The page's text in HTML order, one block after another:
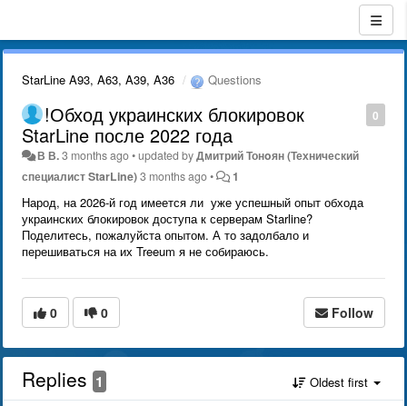
StarLine A93, A63, A39, A36 Questions
0
!Обход украинских блокировок
StarLine после 2022 года
В В.3 months ago•updated byДмитрий Тонoян (Технический
специалист StarLine)3 months ago• 1
Народ, на 2026-й год имеется ли уже успешный опыт обхода
украинских блокировок доступа к серверам Starline?
Поделитесь, пожалуйста опытом. А то задолбало и
перешиваться на их Treeum я не собираюсь.
0 0 Follow
Replies 1 Oldest first